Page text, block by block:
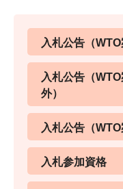
入札公告（WTO
入札公告（
外）
入札公告（
入札参加資格